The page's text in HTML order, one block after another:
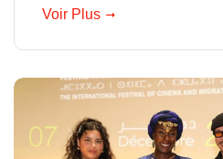
Voir Plus